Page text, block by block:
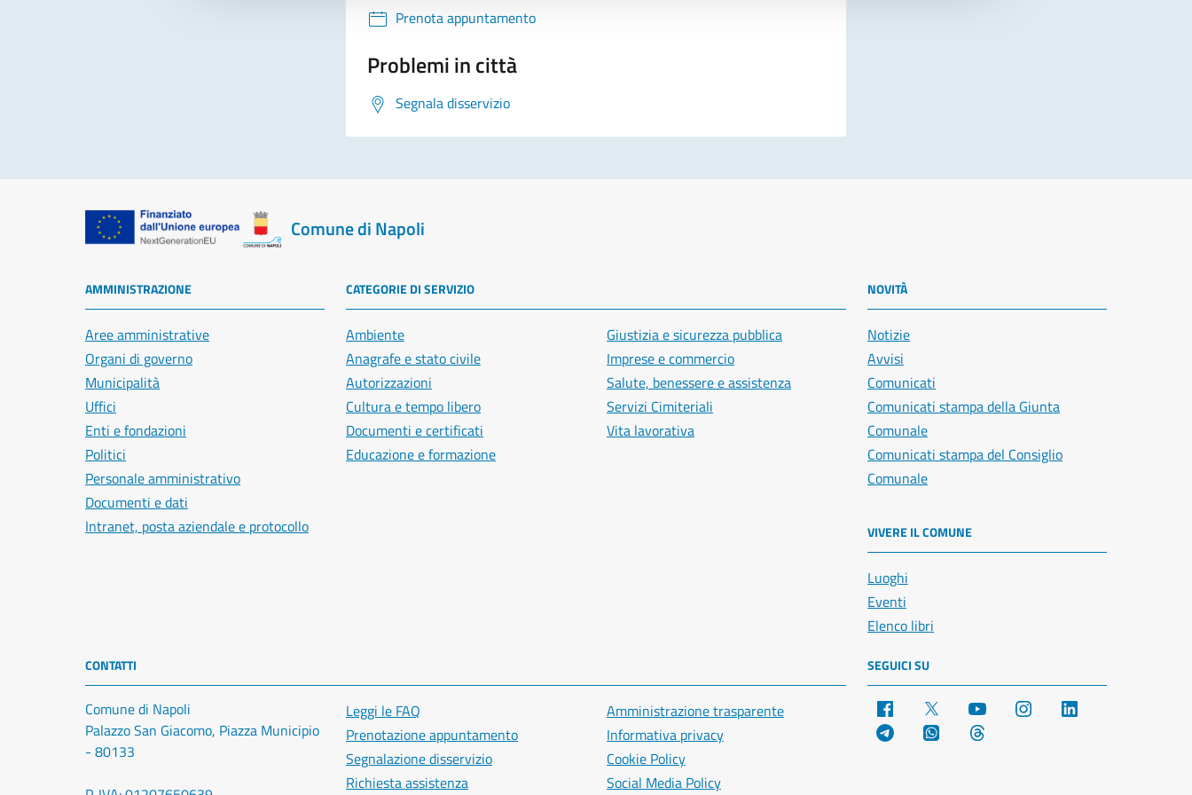
Prenota appuntamento
Problemi in città
Segnala disservizio
Comune di Napoli
AMMINISTRAZIONE
Aree amministrative
Organi di governo
Municipalità
Uffici
Enti e fondazioni
Politici
Personale amministrativo
Documenti e dati
Intranet, posta aziendale e protocollo
CATEGORIE DI SERVIZIO
Ambiente
Anagrafe e stato civile
Autorizzazioni
Cultura e tempo libero
Documenti e certificati
Educazione e formazione
Giustizia e sicurezza pubblica
Imprese e commercio
Salute, benessere e assistenza
Servizi Cimiteriali
Vita lavorativa
NOVITÀ
Notizie
Avvisi
Comunicati
Comunicati stampa della Giunta
Comunale
Comunicati stampa del Consiglio
Comunale
VIVERE IL COMUNE
Luoghi
Eventi
Elenco libri
CONTATTI
Comune di Napoli
Palazzo San Giacomo, Piazza Municipio
- 80133
Leggi le FAQ
Prenotazione appuntamento
Segnalazione disservizio
Richiesta assistenza
Amministrazione trasparente
Informativa privacy
Cookie Policy
Social Media Policy
SEGUICI SU
Facebook YouTube Instagram
Telegram WhatsApp